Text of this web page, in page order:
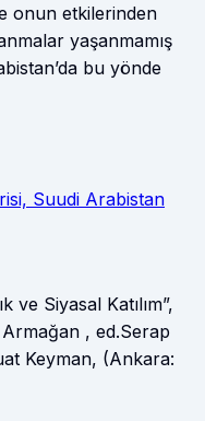
onun etkilerinden
yaşanmamış
bu yönde
Suudi Arabistan
ve Siyasal Katılım”,
, ed.Serap
Keyman, (Ankara: